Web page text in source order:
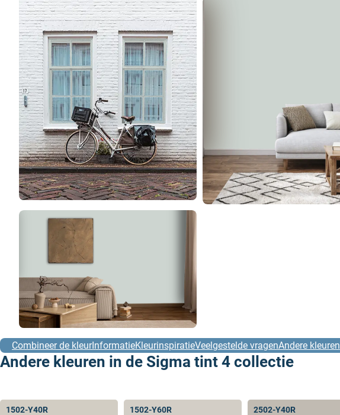
Combineer de kleurInformatieKleurinspiratieVeelgestelde vragenAndere kleuren
Andere kleuren in de Sigma tint 4 collectie
1502-Y40R
1502-Y60R
2502-Y40R